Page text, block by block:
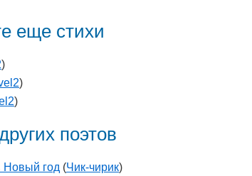
еще стихи
)
)
)
поэтов
год (Чик-чирик)